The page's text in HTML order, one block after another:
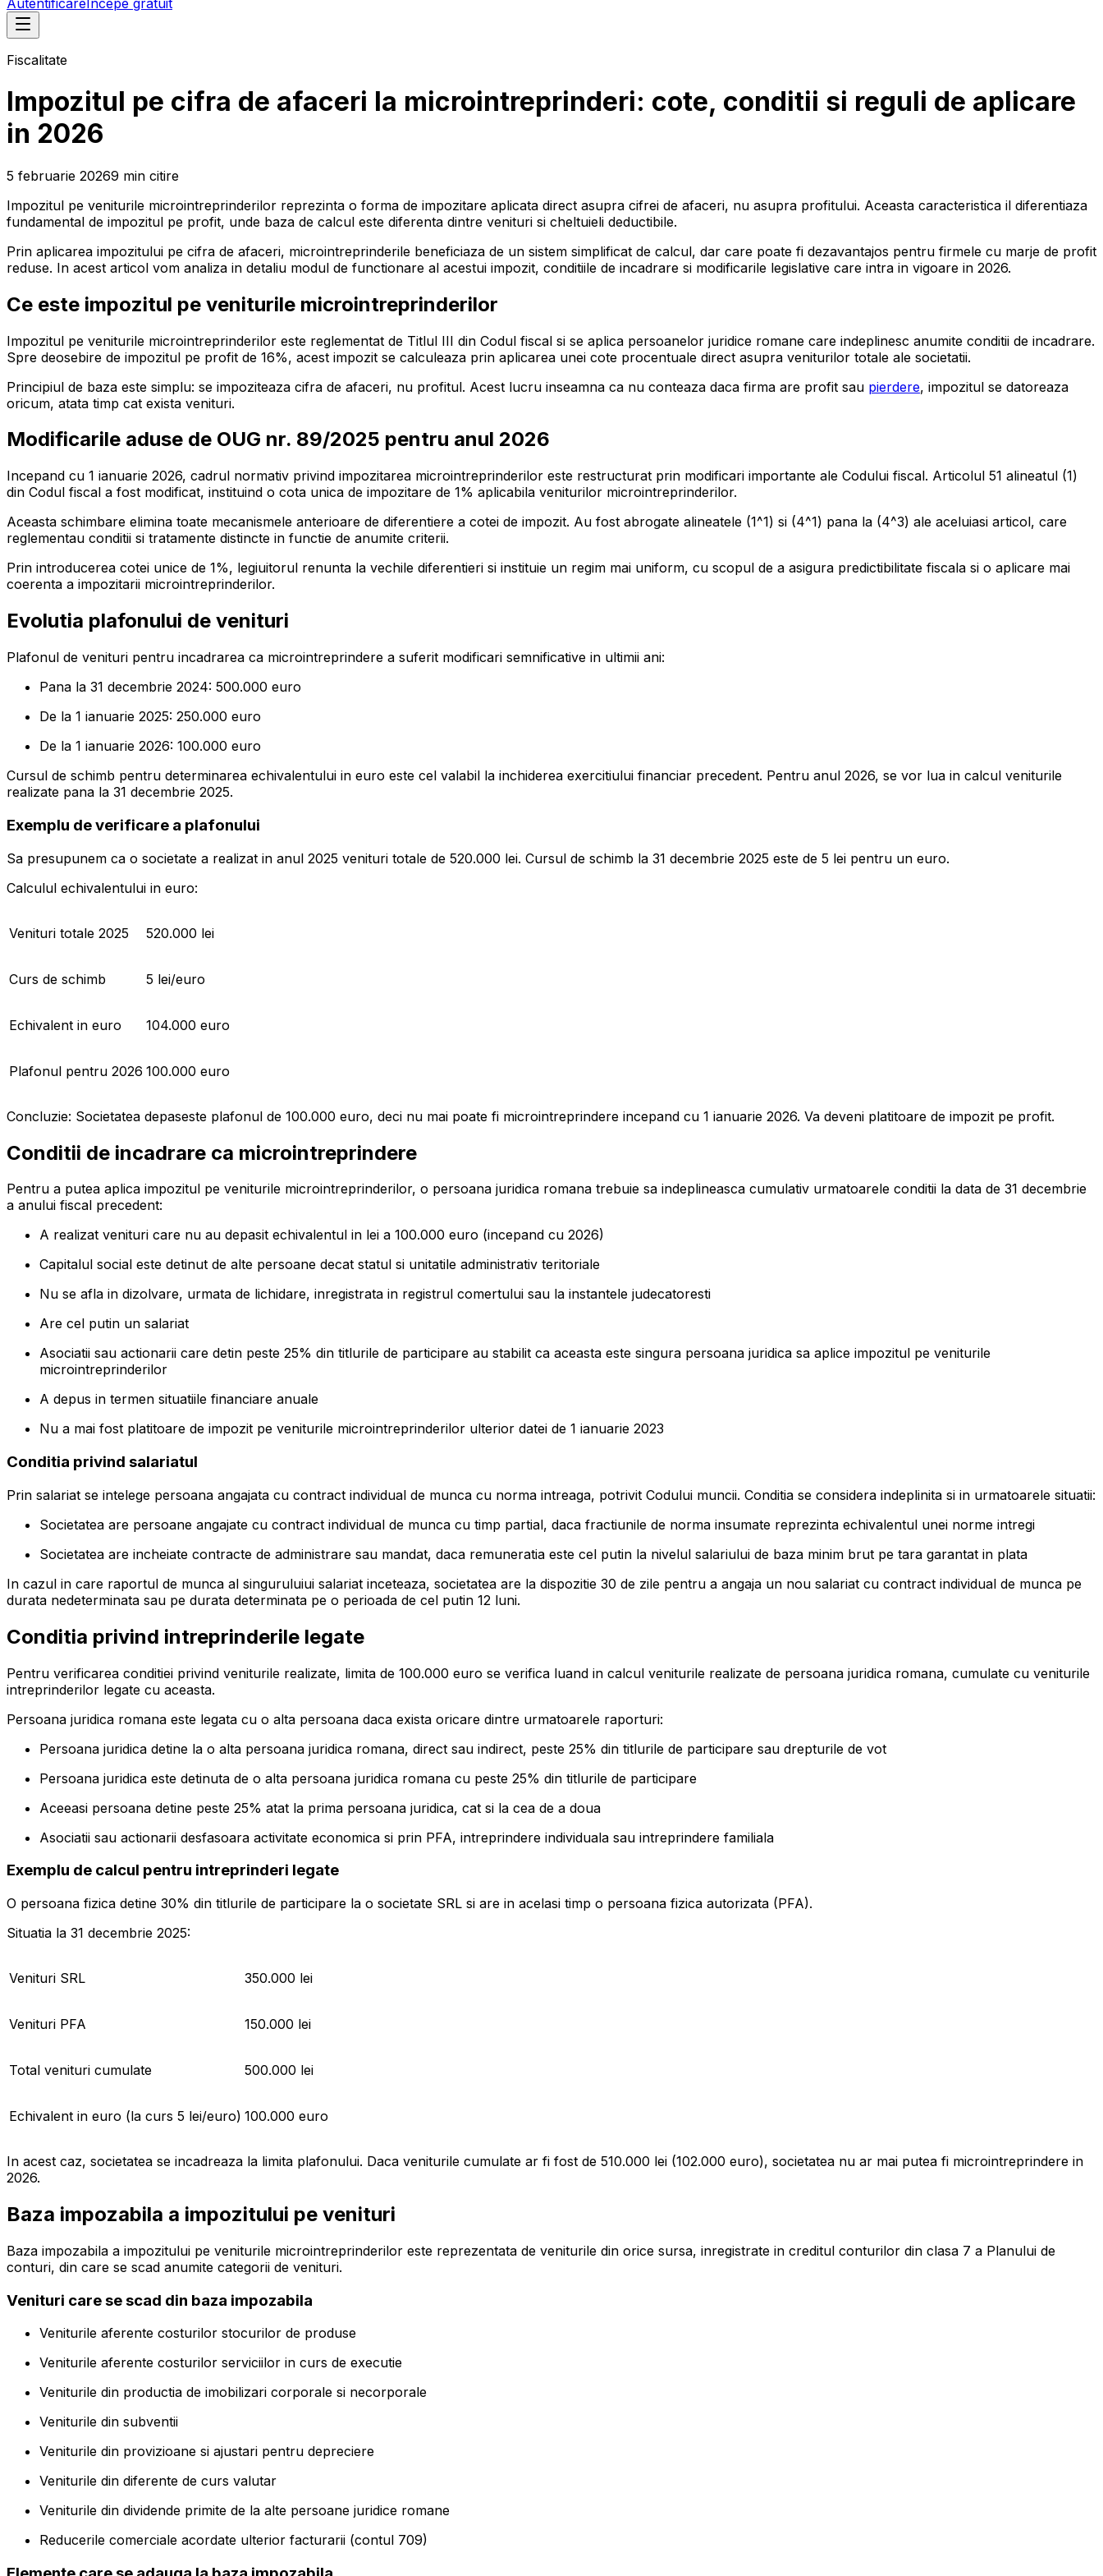
Fiscalitate
Impozitul pe cifra de afaceri la microintreprinderi: cote, conditii si reguli de aplicare
in 2026
5 februarie 20269 min citire
Impozitul pe veniturile microintreprinderilor reprezinta o forma de impozitare aplicata direct asupra cifrei de afaceri, nu asupra profitului. Aceasta caracteristica il diferentiaza
fundamental de impozitul pe profit, unde baza de calcul este diferenta dintre venituri si cheltuieli deductibile.
Prin aplicarea impozitului pe cifra de afaceri, microintreprinderile beneficiaza de un sistem simplificat de calcul, dar care poate fi dezavantajos pentru firmele cu marje de profit
reduse. In acest articol vom analiza in detaliu modul de functionare al acestui impozit, conditiile de incadrare si modificarile legislative care intra in vigoare in 2026.
Ce este impozitul pe veniturile microintreprinderilor
Impozitul pe veniturile microintreprinderilor este reglementat de Titlul III din Codul fiscal si se aplica persoanelor juridice romane care indeplinesc anumite conditii de incadrare.
Spre deosebire de impozitul pe profit de 16%, acest impozit se calculeaza prin aplicarea unei cote procentuale direct asupra veniturilor totale ale societatii.
Principiul de baza este simplu: se impoziteaza cifra de afaceri, nu profitul. Acest lucru inseamna ca nu conteaza daca firma are profit sau pierdere, impozitul se datoreaza
oricum, atata timp cat exista venituri.
Modificarile aduse de OUG nr. 89/2025 pentru anul 2026
Incepand cu 1 ianuarie 2026, cadrul normativ privind impozitarea microintreprinderilor este restructurat prin modificari importante ale Codului fiscal. Articolul 51 alineatul (1)
din Codul fiscal a fost modificat, instituind o cota unica de impozitare de 1% aplicabila veniturilor microintreprinderilor.
Aceasta schimbare elimina toate mecanismele anterioare de diferentiere a cotei de impozit. Au fost abrogate alineatele (1^1) si (4^1) pana la (4^3) ale aceluiasi articol, care
reglementau conditii si tratamente distincte in functie de anumite criterii.
Prin introducerea cotei unice de 1%, legiuitorul renunta la vechile diferentieri si instituie un regim mai uniform, cu scopul de a asigura predictibilitate fiscala si o aplicare mai
coerenta a impozitarii microintreprinderilor.
Evolutia plafonului de venituri
Plafonul de venituri pentru incadrarea ca microintreprindere a suferit modificari semnificative in ultimii ani:
Pana la 31 decembrie 2024: 500.000 euro
De la 1 ianuarie 2025: 250.000 euro
De la 1 ianuarie 2026: 100.000 euro
Cursul de schimb pentru determinarea echivalentului in euro este cel valabil la inchiderea exercitiului financiar precedent. Pentru anul 2026, se vor lua in calcul veniturile
realizate pana la 31 decembrie 2025.
Exemplu de verificare a plafonului
Sa presupunem ca o societate a realizat in anul 2025 venituri totale de 520.000 lei. Cursul de schimb la 31 decembrie 2025 este de 5 lei pentru un euro.
Calculul echivalentului in euro:
Venituri totale 2025 520.000 lei
Curs de schimb 5 lei/euro
Echivalent in euro 104.000 euro
Plafonul pentru 2026 100.000 euro
Concluzie: Societatea depaseste plafonul de 100.000 euro, deci nu mai poate fi microintreprindere incepand cu 1 ianuarie 2026. Va deveni platitoare de impozit pe profit.
Conditii de incadrare ca microintreprindere
Pentru a putea aplica impozitul pe veniturile microintreprinderilor, o persoana juridica romana trebuie sa indeplineasca cumulativ urmatoarele conditii la data de 31 decembrie
a anului fiscal precedent:
A realizat venituri care nu au depasit echivalentul in lei a 100.000 euro (incepand cu 2026)
Capitalul social este detinut de alte persoane decat statul si unitatile administrativ teritoriale
Nu se afla in dizolvare, urmata de lichidare, inregistrata in registrul comertului sau la instantele judecatoresti
Are cel putin un salariat
Asociatii sau actionarii care detin peste 25% din titlurile de participare au stabilit ca aceasta este singura persoana juridica sa aplice impozitul pe veniturile
microintreprinderilor
A depus in termen situatiile financiare anuale
Nu a mai fost platitoare de impozit pe veniturile microintreprinderilor ulterior datei de 1 ianuarie 2023
Conditia privind salariatul
Prin salariat se intelege persoana angajata cu contract individual de munca cu norma intreaga, potrivit Codului muncii. Conditia se considera indeplinita si in urmatoarele situatii:
Societatea are persoane angajate cu contract individual de munca cu timp partial, daca fractiunile de norma insumate reprezinta echivalentul unei norme intregi
Societatea are incheiate contracte de administrare sau mandat, daca remuneratia este cel putin la nivelul salariului de baza minim brut pe tara garantat in plata
In cazul in care raportul de munca al singuruluiui salariat inceteaza, societatea are la dispozitie 30 de zile pentru a angaja un nou salariat cu contract individual de munca pe
durata nedeterminata sau pe durata determinata pe o perioada de cel putin 12 luni.
Conditia privind intreprinderile legate
Pentru verificarea conditiei privind veniturile realizate, limita de 100.000 euro se verifica luand in calcul veniturile realizate de persoana juridica romana, cumulate cu veniturile
intreprinderilor legate cu aceasta.
Persoana juridica romana este legata cu o alta persoana daca exista oricare dintre urmatoarele raporturi:
Persoana juridica detine la o alta persoana juridica romana, direct sau indirect, peste 25% din titlurile de participare sau drepturile de vot
Persoana juridica este detinuta de o alta persoana juridica romana cu peste 25% din titlurile de participare
Aceeasi persoana detine peste 25% atat la prima persoana juridica, cat si la cea de a doua
Asociatii sau actionarii desfasoara activitate economica si prin PFA, intreprindere individuala sau intreprindere familiala
Exemplu de calcul pentru intreprinderi legate
O persoana fizica detine 30% din titlurile de participare la o societate SRL si are in acelasi timp o persoana fizica autorizata (PFA).
Situatia la 31 decembrie 2025:
Venituri SRL 350.000 lei
Venituri PFA 150.000 lei
Total venituri cumulate 500.000 lei
Echivalent in euro (la curs 5 lei/euro) 100.000 euro
In acest caz, societatea se incadreaza la limita plafonului. Daca veniturile cumulate ar fi fost de 510.000 lei (102.000 euro), societatea nu ar mai putea fi microintreprindere in
2026.
Baza impozabila a impozitului pe venituri
Baza impozabila a impozitului pe veniturile microintreprinderilor este reprezentata de veniturile din orice sursa, inregistrate in creditul conturilor din clasa 7 a Planului de
conturi, din care se scad anumite categorii de venituri.
Venituri care se scad din baza impozabila
Veniturile aferente costurilor stocurilor de produse
Veniturile aferente costurilor serviciilor in curs de executie
Veniturile din productia de imobilizari corporale si necorporale
Veniturile din subventii
Veniturile din provizioane si ajustari pentru depreciere
Veniturile din diferente de curs valutar
Veniturile din dividende primite de la alte persoane juridice romane
Reducerile comerciale acordate ulterior facturarii (contul 709)